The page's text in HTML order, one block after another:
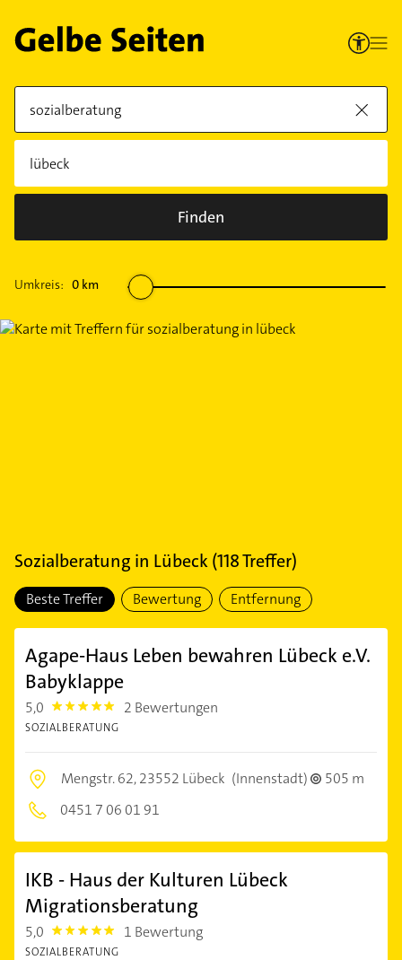
Finden
Umkreis: 0 km
Sozialberatung in Lübeck(118Treffer)
Beste Treffer Bewertung Entfernung
Agape-Haus Leben bewahren Lübeck e.V.
Babyklappe
5,0 5.0 2 Bewertungen
SOZIALBERATUNG
Mengstr. 62,23552 Lübeck (Innenstadt)
505 m
0451 7 06 01 91
IKB - Haus der Kulturen Lübeck
Migrationsberatung
5,0 5.0 1 Bewertung
SOZIALBERATUNG